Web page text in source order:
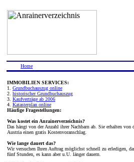
Home
IMMOBILIEN SERVICES:
1. Grundbuchauszug online
2. historischer Grundbuchauszug
3. Kaufverträge ab 2006
4. Katasterplan online
Häufige Fragestellungen:
Was kostet ein Anrainerverzeichnis?
Das hängt von der Anzahl ihrer Nachbarn ab. Sie erhalten von
Austria einen gratis Kostenvoranschlag.
Wie lange dauert das?
Wir versuchen Ihren Auftrag möglichst schnell zu erledigen,
fünf Stunden, es kann aber u.U. länger dauern.